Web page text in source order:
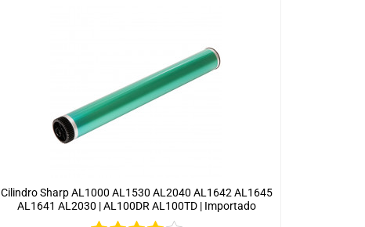
Cilindro Sharp AL1000 AL1530 AL2040 AL1642 AL1645
AL1641 AL2030 | AL100DR AL100TD | Importado